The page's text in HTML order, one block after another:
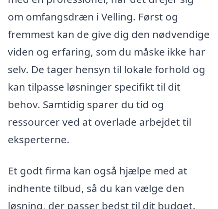
om omfangsdræn i Velling. Først og
fremmest kan de give dig den nødvendige
viden og erfaring, som du måske ikke har
selv. De tager hensyn til lokale forhold og
kan tilpasse løsninger specifikt til dit
behov. Samtidig sparer du tid og
ressourcer ved at overlade arbejdet til
eksperterne.
Et godt firma kan også hjælpe med at
indhente tilbud, så du kan vælge den
løsning, der passer bedst til dit budget.